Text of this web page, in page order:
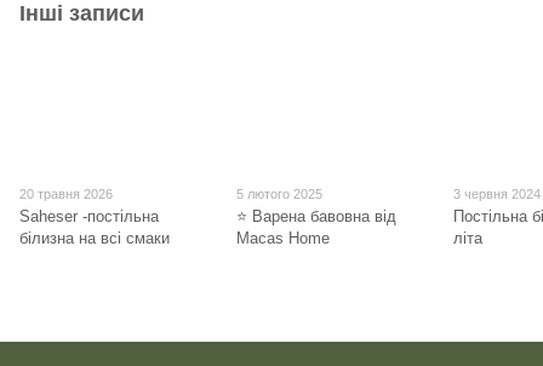
Інші записи
20 травня 2026
Saheser -постільна
білизна на всі смаки
5 лютого 2025
⭐ Варена бавовна від
Macas Home
3 червня 2024
Постільна
літа